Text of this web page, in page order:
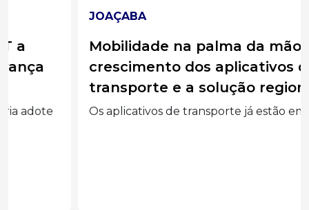
Mobilidade na palma da mão: o
crescimento dos aplicativos de
transporte e a solução regional
Os aplicativos de transporte já estão em 26% das...